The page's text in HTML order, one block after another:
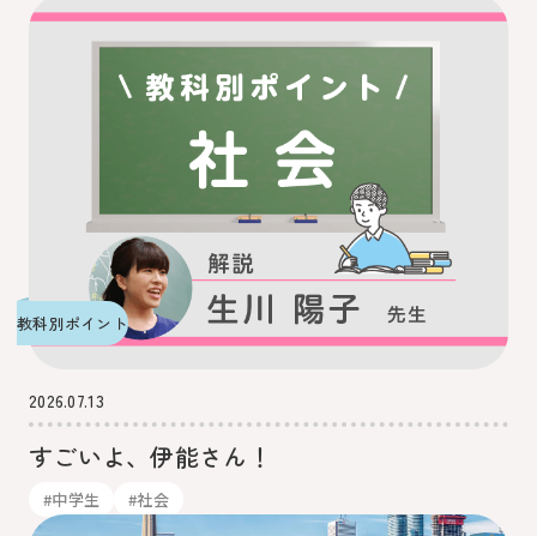
教科別ポイント
2026.07.13
すごいよ、伊能さん！
#中学生 #社会